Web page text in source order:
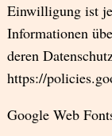
Einwilligung ist
Informationen
deren
https://
Google Web